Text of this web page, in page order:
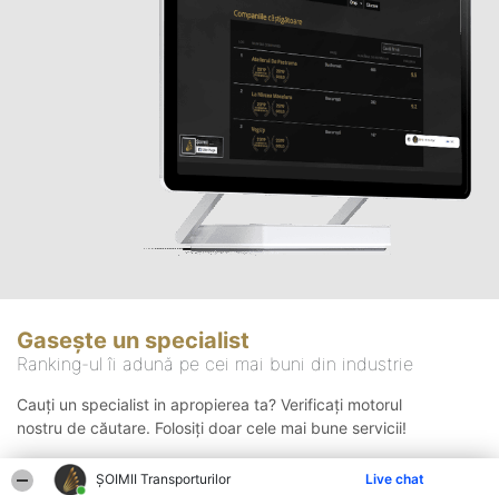
ȘOIMII Transporturilor Live chat
Gasește un specialist
Ranking-ul îi adună pe cei mai buni din industrie
Cauți un specialist in apropierea ta? Verificați motorul
nostru de căutare. Folosiți doar cele mai bune servicii!